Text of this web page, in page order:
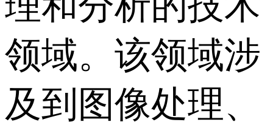
领域。该领域涉
及到图像处理、